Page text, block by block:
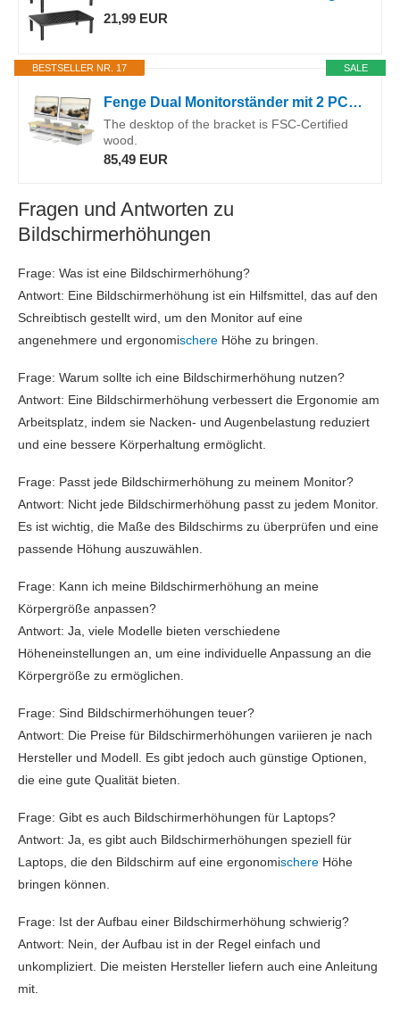
21,99 EUR
SALE
BESTSELLER NR. 17
Fenge Dual Monitorständer mit 2 PC Schublade,Bildschirmständer,Eiche
The desktop of the bracket is FSC-Certified
wood.
85,49 EUR
Fragen und Antworten zu
Bildschirmerhöhungen
Frage: Was ist eine Bildschirmerhöhung?
Antwort: Eine Bildschirmerhöhung ist ein Hilfsmittel, das auf den
Schreibtisch gestellt wird, um den Monitor auf eine
angenehmere und ergonomischere Höhe zu bringen.
Frage: Warum sollte ich eine Bildschirmerhöhung nutzen?
Antwort: Eine Bildschirmerhöhung verbessert die Ergonomie am
Arbeitsplatz, indem sie Nacken- und Augenbelastung reduziert
und eine bessere Körperhaltung ermöglicht.
Frage: Passt jede Bildschirmerhöhung zu meinem Monitor?
Antwort: Nicht jede Bildschirmerhöhung passt zu jedem Monitor.
Es ist wichtig, die Maße des Bildschirms zu überprüfen und eine
passende Höhung auszuwählen.
Frage: Kann ich meine Bildschirmerhöhung an meine
Körpergröße anpassen?
Antwort: Ja, viele Modelle bieten verschiedene
Höheneinstellungen an, um eine individuelle Anpassung an die
Körpergröße zu ermöglichen.
Frage: Sind Bildschirmerhöhungen teuer?
Antwort: Die Preise für Bildschirmerhöhungen variieren je nach
Hersteller und Modell. Es gibt jedoch auch günstige Optionen,
die eine gute Qualität bieten.
Frage: Gibt es auch Bildschirmerhöhungen für Laptops?
Antwort: Ja, es gibt auch Bildschirmerhöhungen speziell für
Laptops, die den Bildschirm auf eine ergonomischere Höhe
bringen können.
Frage: Ist der Aufbau einer Bildschirmerhöhung schwierig?
Antwort: Nein, der Aufbau ist in der Regel einfach und
unkompliziert. Die meisten Hersteller liefern auch eine Anleitung
mit.